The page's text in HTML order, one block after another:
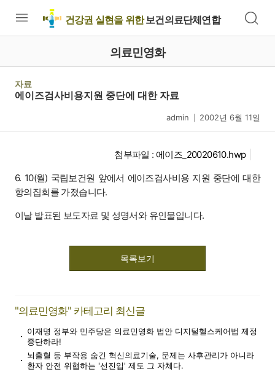
건강권 실현을 위한보건의료단체연합
의료민영화
자료
에이즈검사비용지원 중단에 대한 자료
admin 2002년 6월 11일
첨부파일 :에이즈_20020610.hwp
6. 10(월) 국립보건원 앞에서 에이즈검사비용 지원 중단에 대한
항의집회를 가졌습니다.
이날 발표된 보도자료 및 성명서와 유인물입니다.
목록보기
"의료민영화" 카테고리 최신글
이재명 정부와 민주당은 의료민영화 법안 디지털헬스케어법 제정
중단하라!
뇌출혈 등 부작용 숨긴 혁신의료기술, 문제는 사후관리가 아니라
환자 안전 위협하는 '선진입' 제도 그 자체다.